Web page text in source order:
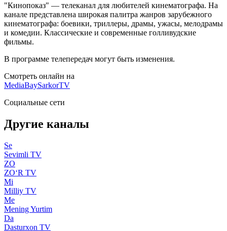
"Кинопоказ" — телеканал для любителей кинематографа. На
канале представлена широкая палитра жанров зарубежного
кинематографа: боевики, триллеры, драмы, ужасы, мелодрамы
и комедии. Классические и современные голливудские
фильмы.
В программе телепередач могут быть изменения.
Смотреть онлайн на
MediaBaySarkorTV
Социальные сети
Другие каналы
Se
Sevimli TV
ZO
ZO‘R TV
Mi
Milliy TV
Me
Mening Yurtim
Da
Dasturxon TV